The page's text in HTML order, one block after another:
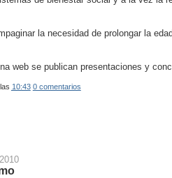
la necesidad de prolongar la
web se publican presentaciones y
10:43 0 comentarios